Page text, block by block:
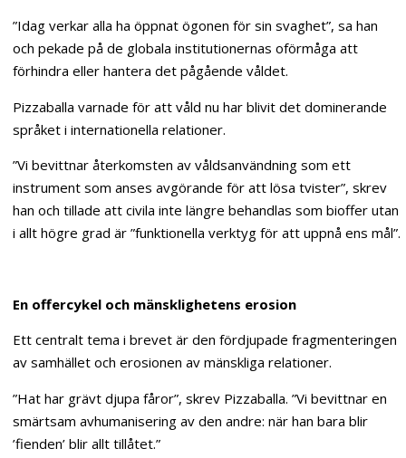
”Idag verkar alla ha öppnat ögonen för sin svaghet”, sa han
och pekade på de globala institutionernas oförmåga att
förhindra eller hantera det pågående våldet.
Pizzaballa varnade för att våld nu har blivit det dominerande
språket i internationella relationer.
”Vi bevittnar återkomsten av våldsanvändning som ett
instrument som anses avgörande för att lösa tvister”, skrev
han och tillade att civila inte längre behandlas som bioffer utan
i allt högre grad är ”funktionella verktyg för att uppnå ens mål”.
En offercykel och mänsklighetens erosion
Ett centralt tema i brevet är den fördjupade fragmenteringen
av samhället och erosionen av mänskliga relationer.
”Hat har grävt djupa fåror”, skrev Pizzaballa. ”Vi bevittnar en
smärtsam avhumanisering av den andre: när han bara blir
’fienden’ blir allt tillåtet.”